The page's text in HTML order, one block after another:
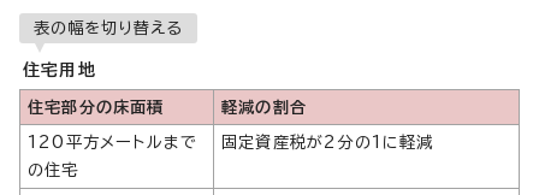
表の幅を切り替える
住宅用地
住宅部分の床面積 軽減の割合
120平方メートルまで
の住宅
固定資産税が2分の1に軽減